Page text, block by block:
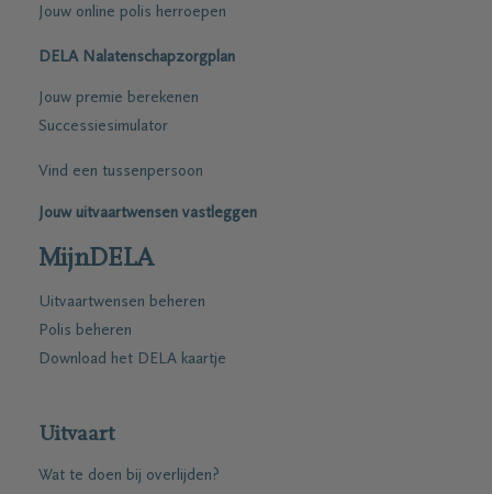
Jouw online polis herroepen
DELA Nalatenschapzorgplan
Jouw premie berekenen
Successiesimulator
Vind een tussenpersoon
Jouw uitvaartwensen vastleggen
MijnDELA
Uitvaartwensen beheren
Polis beheren
Download het DELA kaartje
Uitvaart
Wat te doen bij overlijden?